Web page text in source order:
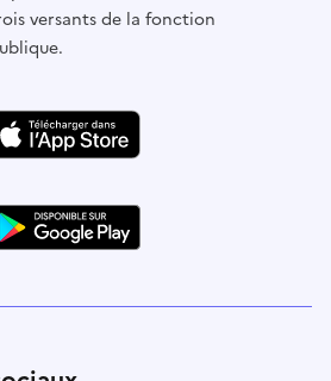
versants de la fonction